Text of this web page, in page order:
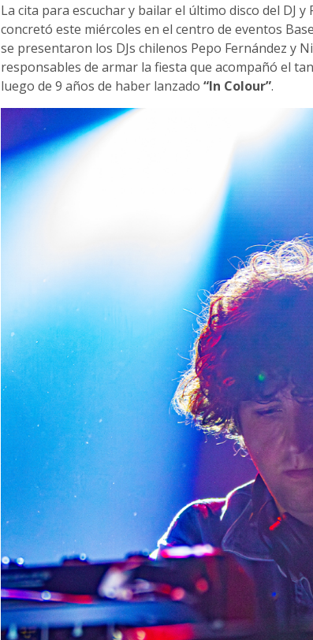
La cita para escuchar y bailar el último disco del DJ
concretó este miércoles en el centro de eventos
se presentaron los DJs chilenos Pepo Fernández y
responsables de armar la fiesta que acompañó el
luego de 9 años de haber lanzado “In Colour”.